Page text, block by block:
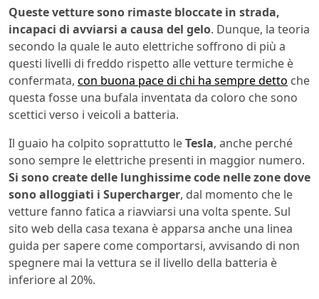
Queste vetture sono rimaste bloccate in strada,
incapaci di avviarsi a causa del gelo. Dunque, la teoria
secondo la quale le auto elettriche soffrono di più a
questi livelli di freddo rispetto alle vetture termiche è
confermata, con buona pace di chi ha sempre detto che
questa fosse una bufala inventata da coloro che sono
scettici verso i veicoli a batteria.
Il guaio ha colpito soprattutto leTesla, anche perché
sono sempre le elettriche presenti in maggior numero.
Si sono create delle lunghissime code nelle zone dove
sono alloggiati i Supercharger, dal momento che le
vetture fanno fatica a riavviarsi una volta spente. Sul
sito web della casa texana è apparsa anche una linea
guida per sapere come comportarsi, avvisando di non
spegnere mai la vettura se il livello della batteria è
inferiore al 20%.